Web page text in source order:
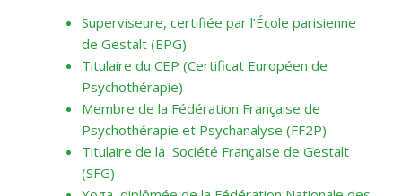
Superviseure, certifiée par l’École parisienne
de Gestalt (EPG)
Titulaire du CEP (Certificat Européen de
Psychothérapie)
Membre de la Fédération Française de
Psychothérapie et Psychanalyse (FF2P)
Titulaire de la Société Française de Gestalt
(SFG)